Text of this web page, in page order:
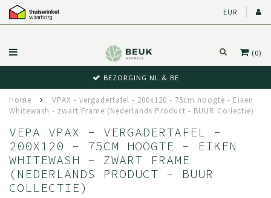
EUR
(0)
BEZORGING NL & BE
Home
VPAX - vergadertafel - 200x120 - 75cm hoogte - Eiken
Whitewash - zwart Frame (Nederlands Product - BUUR Collectie)
VEPA VPAX - VERGADERTAFEL -
200X120 - 75CM HOOGTE - EIKEN
WHITEWASH - ZWART FRAME
(NEDERLANDS PRODUCT - BUUR
COLLECTIE)